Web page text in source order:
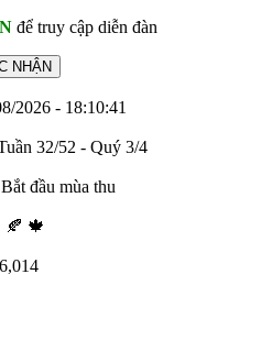
để truy cập diễn đàn
2026 - 18:10:41
32/52 - Quý 3/4
đầu mùa thu
🍂 🍁